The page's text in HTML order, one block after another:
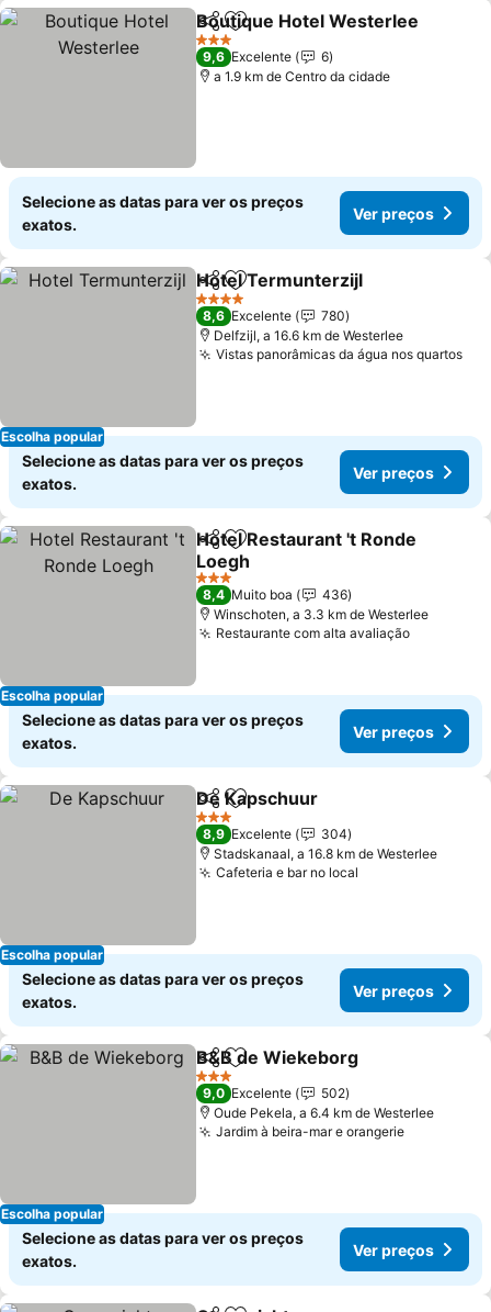
PartilharAdicionar aos favoritos
Boutique Hotel Westerlee
3 Estrelas
9,6 Excelente
6
a 1.9 km de Centro da cidade
Selecione as datas para ver os preços
exatos.
Ver preços
Escolha popular
PartilharAdicionar aos favoritos
Hotel Termunterzijl
4 Estrelas
8,6 Excelente
780
Delfzijl, a 16.6 km de Westerlee
Vistas panorâmicas da água nos quartos
Selecione as datas para ver os preços
exatos.
Ver preços
Escolha popular
PartilharAdicionar aos favoritos
Hotel Restaurant 't Ronde
Loegh
3 Estrelas
8,4 Muito boa
436
Winschoten, a 3.3 km de Westerlee
Restaurante com alta avaliação
Selecione as datas para ver os preços
exatos.
Ver preços
Escolha popular
PartilharAdicionar aos favoritos
De Kapschuur
3 Estrelas
8,9 Excelente
304
Stadskanaal, a 16.8 km de Westerlee
Cafeteria e bar no local
Selecione as datas para ver os preços
exatos.
Ver preços
Escolha popular
PartilharAdicionar aos favoritos
B&B de Wiekeborg
3 Estrelas
9,0 Excelente
502
Oude Pekela, a 6.4 km de Westerlee
Jardim à beira-mar e orangerie
Selecione as datas para ver os preços
exatos.
Ver preços